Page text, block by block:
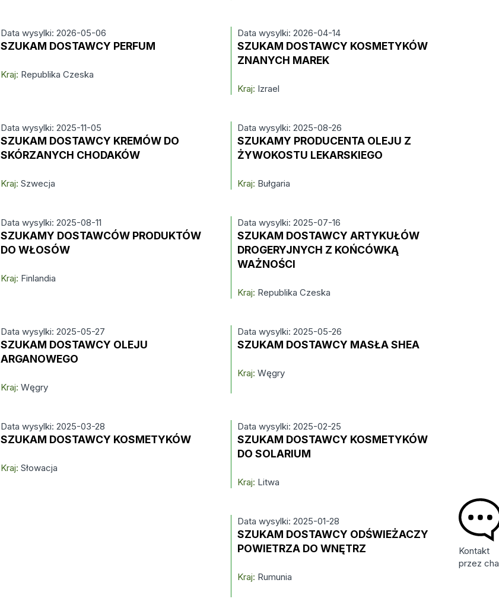
Data wysylki: 2026-05-06
SZUKAM DOSTAWCY PERFUM
Kraj: Republika Czeska
Data wysylki: 2026-04-14
SZUKAM DOSTAWCY KOSMETYKÓW
ZNANYCH MAREK
Kraj: Izrael
Data wysylki: 2025-11-05
SZUKAM DOSTAWCY KREMÓW DO
SKÓRZANYCH CHODAKÓW
Kraj: Szwecja
Data wysylki: 2025-08-26
SZUKAMY PRODUCENTA OLEJU Z
ŻYWOKOSTU LEKARSKIEGO
Kraj: Bułgaria
Data wysylki: 2025-08-11
SZUKAMY DOSTAWCÓW PRODUKTÓW
DO WŁOSÓW
Kraj: Finlandia
Data wysylki: 2025-07-16
SZUKAM DOSTAWCY ARTYKUŁÓW
DROGERYJNYCH Z KOŃCÓWKĄ
WAŻNOŚCI
Kraj: Republika Czeska
Data wysylki: 2025-05-27
SZUKAM DOSTAWCY OLEJU
ARGANOWEGO
Kraj: Węgry
Data wysylki: 2025-05-26
SZUKAM DOSTAWCY MASŁA SHEA
Kraj: Węgry
Data wysylki: 2025-03-28
SZUKAM DOSTAWCY KOSMETYKÓW
Kraj: Słowacja
Data wysylki: 2025-02-25
SZUKAM DOSTAWCY KOSMETYKÓW
DO SOLARIUM
Kraj: Litwa
Data wysylki: 2025-01-28
SZUKAM DOSTAWCY ODŚWIEŻACZY
POWIETRZA DO WNĘTRZ
Kraj: Rumunia
Kontakt
przez